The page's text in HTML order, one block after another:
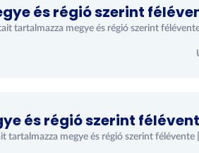
és régió szerint
tartalmazza megye és régió szerint
és régió szerint
tartalmazza megye és régió szerint félévente